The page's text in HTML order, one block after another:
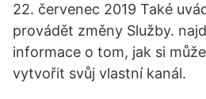
22. červenec 2019 Také
provádět změny Služby.
informace o tom, jak si
vytvořit svůj vlastní kanál.